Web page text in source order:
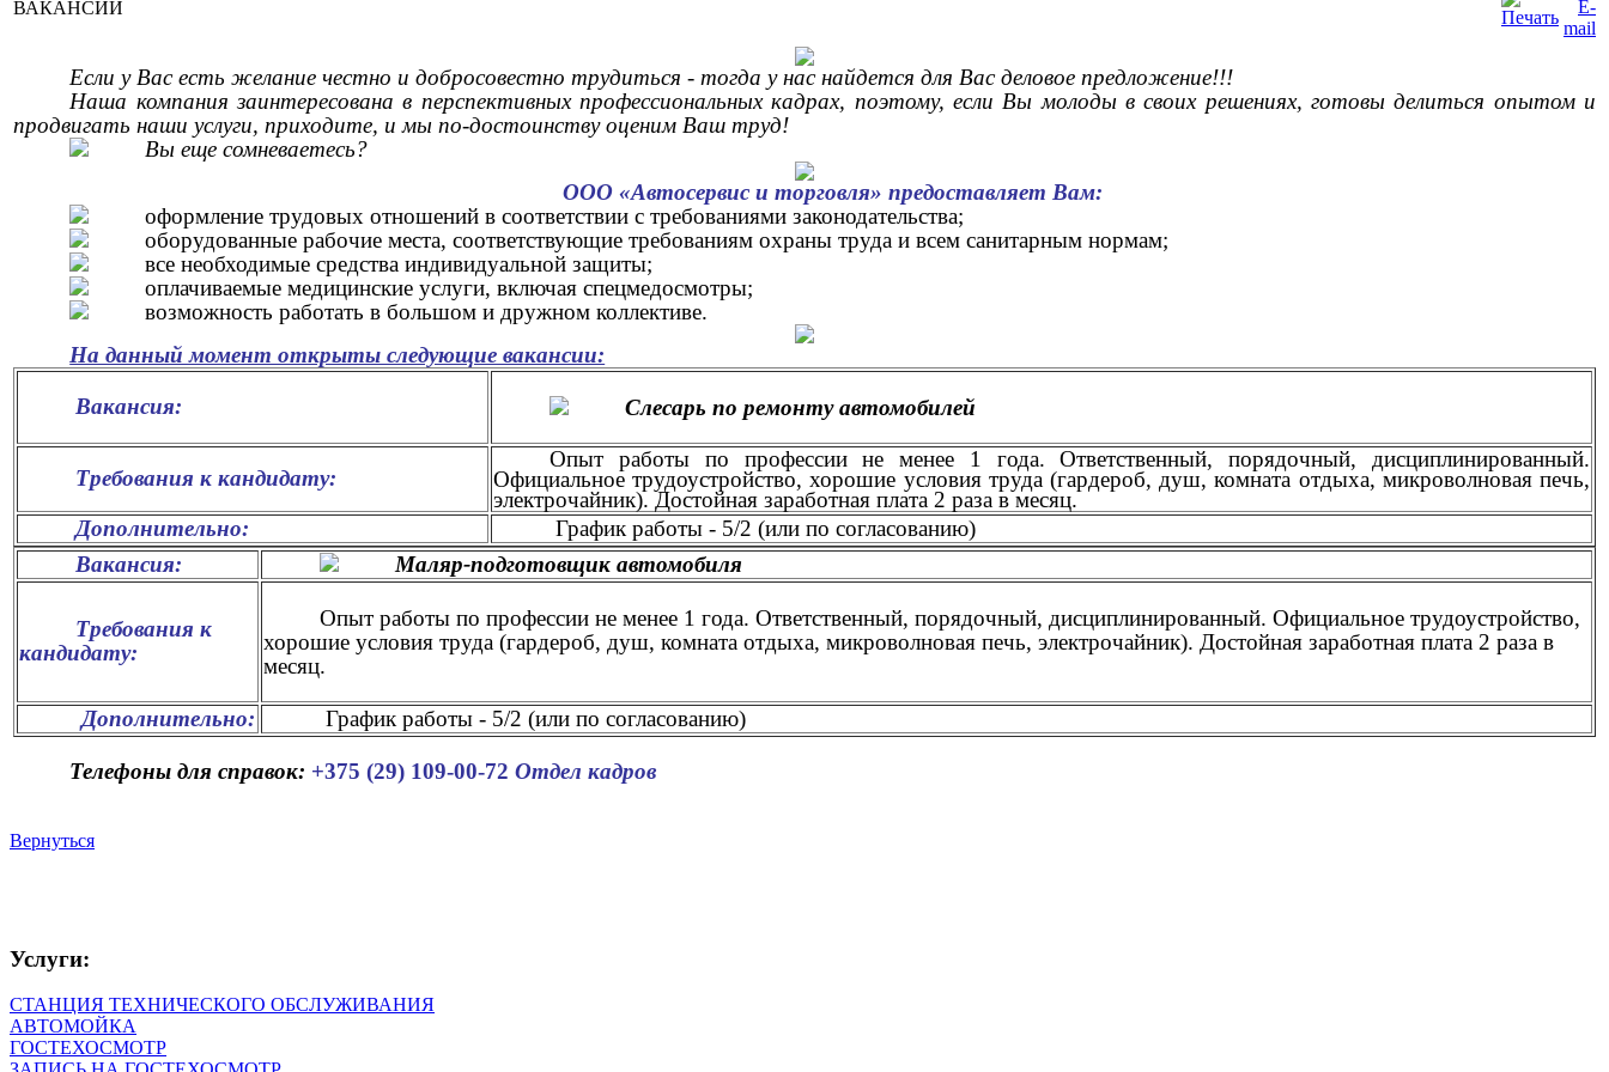
ВАКАНСИИ
Если у Вас есть желание честно и добросовестно трудиться - тогда у нас найдется для Вас деловое предложение!!!
Наша компания заинтересована в перспективных профессиональных кадрах, поэтому, если Вы молоды в своих решениях, готовы делиться опытом и
продвигать наши услуги, приходите, и мы по-достоинству оценим Ваш труд!
Вы еще сомневаетесь?
ООО «Автосервис и торговля» предоставляет Вам:
оформление трудовых отношений в соответствии с требованиями законодательства;
оборудованные рабочие места, соответствующие требованиям охраны труда и всем санитарным нормам;
все необходимые средства индивидуальной защиты;
оплачиваемые медицинские услуги, включая спецмедосмотры;
возможность работать в большом и дружном коллективе.
На данный момент открыты следующие вакансии:
Вакансия: Слесарь по ремонту автомобилей
Требования к кандидату:
Опыт работы по профессии не менее 1 года. Ответственный, порядочный, дисциплинированный.
Официальное трудоустройство, хорошие условия труда (гардероб, душ, комната отдыха, микроволновая печь,
электрочайник). Достойная заработная плата 2 раза в месяц.
Дополнительно:
График работы - 5/2 (или по согласованию)
Вакансия:
Маляр-подготовщик автомобиля
Требования к
кандидату:
Опыт работы по профессии не менее 1 года. Ответственный, порядочный, дисциплинированный. Официальное трудоустройство,
хорошие условия труда (гардероб, душ, комната отдыха, микроволновая печь, электрочайник). Достойная заработная плата 2 раза в
месяц.
Дополнительно: График работы - 5/2 (или по согласованию)
Телефоны для справок: +375 (29) 109-00-72Отдел кадров
Вернуться
Услуги:
СТАНЦИЯ ТЕХНИЧЕСКОГО ОБСЛУЖИВАНИЯ
АВТОМОЙКА
ГОСТЕХОСМОТР